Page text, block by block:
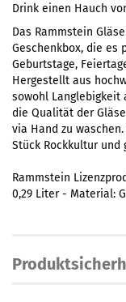
Drink einen Hauch
Das Rammstein
Geschenkbox, die es
Geburtstage,
Hergestellt aus
sowohl Langlebigkeit
die Qualität der
via Hand zu
Stück Rockkultur
Rammstein
0,29 Liter - Material: